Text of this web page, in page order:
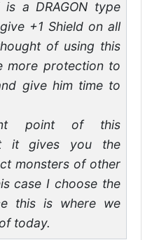
is a DRAGON type
+1 Shield on all
of using this
more protection to
give him time to
point of this
it gives you the
monsters of other
case I choose the
this is where we
today.